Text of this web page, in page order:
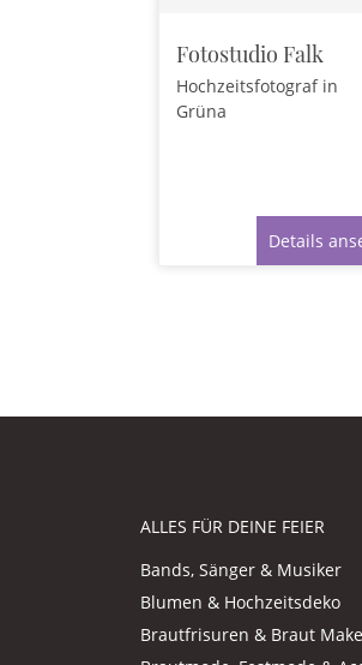
Fotostudio Falk
Hochzeitsfotograf in
Grüna
Details
ALLES FÜR DEINE FEIER
Bands, Sänger & Musiker
Blumen & Hochzeitsdeko
Brautfrisuren & Braut